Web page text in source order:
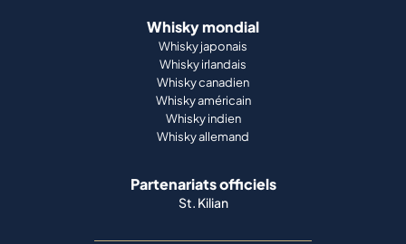
Whisky mondial
Whisky japonais
Whisky irlandais
Whisky canadien
Whisky américain
Whisky indien
Whisky allemand
Partenariats officiels
St. Kilian